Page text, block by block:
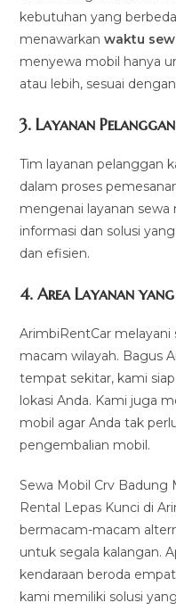
kebutuhan yang
menawarkanwaktu
menyewa mobil hanya
atau lebih, sesuai
3.Layanan
Tim layanan pelanggan
dalam proses
mengenai layanan
informasi dan solusi
dan efisien.
4.Area Layanan
ArimbiRentCar
macam wilayah. Bagus
tempat sekitar, kami
lokasi Anda. Kami juga
mobil agar Anda tak
pengembalian mobil.
Sewa Mobil Crv Badung
Rental Lepas Kunci di
bermacam-macam
untuk segala kalangan.
kendaraan beroda
kami memiliki solusi